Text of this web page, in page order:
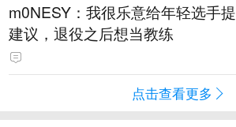
m0NESY：我很乐意给年轻选手提
建议，退役之后想当教练
点击查看更多